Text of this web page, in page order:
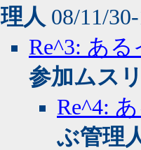
理人 08/11/
Re^3: あ
参加ムス
Re^4:
ぶ管理